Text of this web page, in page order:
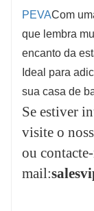
ou
mail:
PEVACom
que lembra
encanto da
Ideal para
sua casa de
Se estiver
visite o
ou
mail: